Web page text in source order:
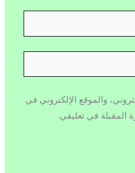
والموقع الإلكتروني في
المقبلة في تعليقي.